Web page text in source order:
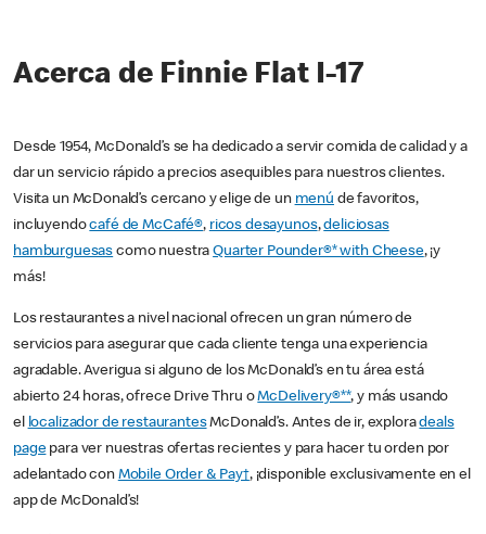
Acerca de Finnie Flat I-17
Desde 1954, McDonald’s se ha dedicado a servir comida de calidad y a
dar un servicio rápido a precios asequibles para nuestros clientes.
Visita un McDonald’s cercano y elige de un menú de favoritos,
incluyendocafé de McCafé®, ricos desayunos,deliciosas
hamburguesas como nuestraQuarter Pounder®* with Cheese, ¡y
más!
Los restaurantes a nivel nacional ofrecen un gran número de
servicios para asegurar que cada cliente tenga una experiencia
agradable. Averigua si alguno de los McDonald’s en tu área está
abierto 24 horas, ofrece Drive Thru oMcDelivery®**, y más usando
el localizador de restaurantesMcDonald’s. Antes de ir, exploradeals
pagepara ver nuestras ofertas recientes y para hacer tu orden por
adelantado con Mobile Order & Pay†, ¡disponible exclusivamente en el
app de McDonald’s!